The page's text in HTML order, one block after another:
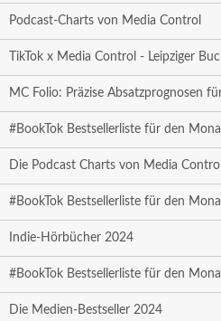
Podcast-Charts von Media Control
TikTok x Media Control - Leipziger
MC Folio: Präzise Absatzprognosen
#BookTok Bestsellerliste für den
Die Podcast Charts von Media Control
#BookTok Bestsellerliste für den
Indie-Hörbücher 2024
#BookTok Bestsellerliste für den
Die Medien-Bestseller 2024